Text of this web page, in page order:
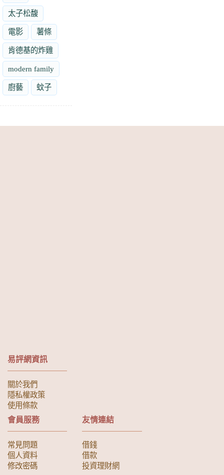
太子松馥
電影 薯條
肯德基的炸雞
modern family
廚藝 蚊子
易評網資訊
關於我們
隱私權政策
使用條款
會員服務
常見問題
個人資料
修改密碼
友情連結
借錢
借款
投資理財網